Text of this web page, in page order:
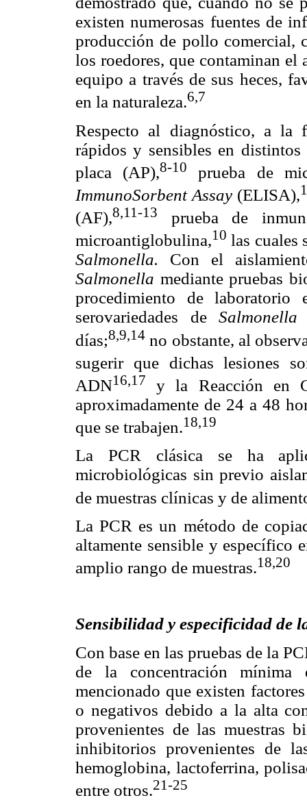
existen numerosas fuentes de
producción de pollo comercial,
los roedores, que contaminan el
equipo a través de sus heces,
en la naturaleza.6,7
Respecto al diagnóstico, a la
rápidos y sensibles en
placa (AP),8-10
prueba de
ImmunoSorbent Assay (ELISA),
(AF),8,11-13
prueba de
microantiglobulina,10 las cuales
Salmonella. Con el
Salmonella mediante pruebas
procedimiento de
serovariedades deSalmonella
días;8,9,14 no obstante, al
sugerir que dichas lesiones
ADN16,17
y la Reacción en
aproximadamente de 24 a 48
que se trabajen.18,19
La PCR clásica se ha
microbiológicas sin previo
de muestras clínicas y de
La PCR es un método de
altamente sensible y específico
amplio rango de muestras.18,20
Sensibilidad y especificidad de
Con base en las pruebas de la
de la concentración mínima
mencionado que existen
o negativos debido a la alta
provenientes de las muestras
inhibitorios provenientes de
hemoglobina, lactoferrina,
entre otros.21-25